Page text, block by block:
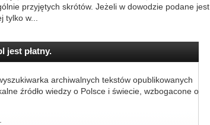
przyjętych skrótów. Jeżeli w dowodzie podane jest
w...
jest płatny.
archiwalnych tekstów opublikowanych
źródło wiedzy o Polsce i świecie, wzbogacone o